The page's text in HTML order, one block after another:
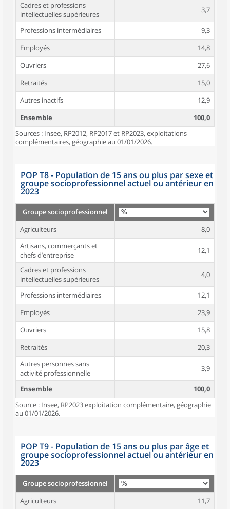
Cadres et professions
intellectuelles supérieures
3,7
Professions intermédiaires
9,3
Employés
14,8
Ouvriers
27,6
Retraités
15,0
Autres inactifs
12,9
Ensemble
100,0
Sources : Insee, RP2012, RP2017 et RP2023, exploitations
complémentaires, géographie au 01/01/2026.
POP T8 - Population de 15 ans ou plus par sexe et
groupe socioprofessionnel actuel ou antérieur en
2023
Groupe socioprofessionnel
Agriculteurs
8,0
Artisans, commerçants et
chefs d’entreprise
12,1
Cadres et professions
intellectuelles supérieures
4,0
Professions intermédiaires
12,1
Employés
23,9
Ouvriers
15,8
Retraités
20,3
Autres personnes sans
activité professionnelle
3,9
Ensemble
100,0
Source : Insee, RP2023 exploitation complémentaire, géographie
au 01/01/2026.
POP T9 - Population de 15 ans ou plus par âge et
groupe socioprofessionnel actuel ou antérieur en
2023
Groupe socioprofessionnel
Agriculteurs
11,7